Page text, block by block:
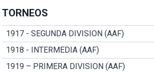
TORNEOS
1917 - SEGUNDA DIVISION (AAF)
1918 - INTERMEDIA (AAF)
1919 – PRIMERA DIVISION (AAF)